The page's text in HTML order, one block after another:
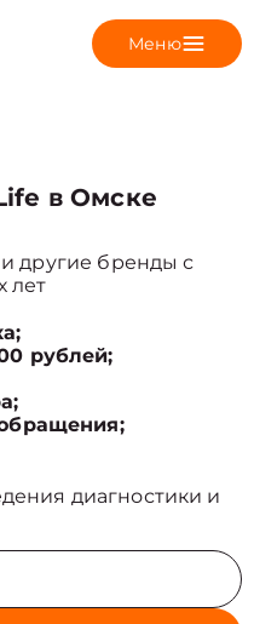
Меню
в Омске
другие бренды с
лет
рублей;
диагностики и